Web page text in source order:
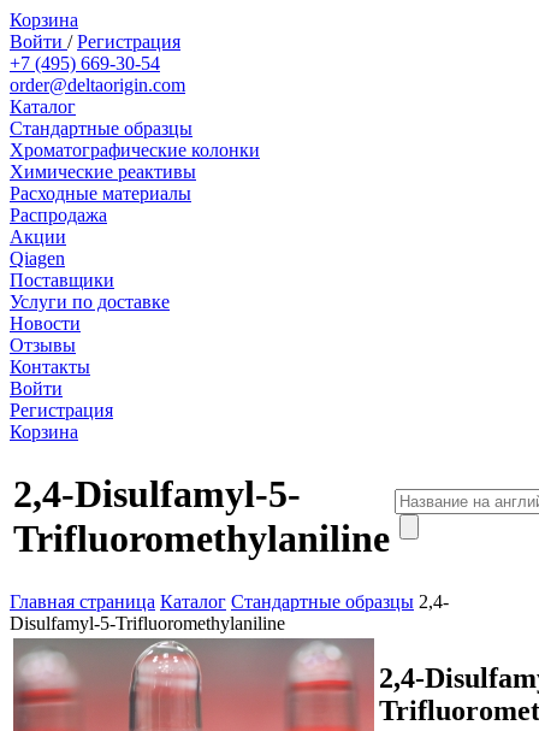
Корзина
Войти /Регистрация
+7 (495) 669-30-54
order@deltaorigin.com
Каталог
Стандартные образцы
Хроматографические колонки
Химические реактивы
Расходные материалы
Распродажа
Акции
Qiagen
Поставщики
Услуги по доставке
Новости
Отзывы
Контакты
Войти
Регистрация
Корзина
2,4-Disulfamyl-5-
Trifluoromethylaniline
Главная страница Каталог Стандартные образцы 2,4-
Disulfamyl-5-Trifluoromethylaniline
2,4-